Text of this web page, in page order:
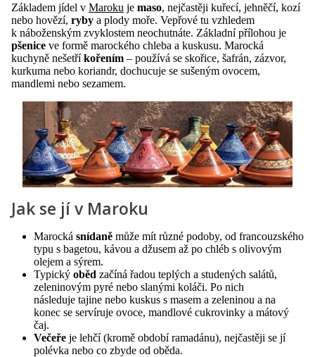
Základem jídel v Maroku je maso, nejčastěji kuřecí, jehněčí, kozí
nebo hovězí, ryby a plody moře. Vepřové tu vzhledem
k náboženským zvyklostem neochutnáte. Základní přílohou je
pšenice ve formě marockého chleba a kuskusu. Marocká
kuchyně nešetříkořením – používá se skořice, šafrán, zázvor,
kurkuma nebo koriandr, dochucuje se sušeným ovocem,
mandlemi nebo sezamem.
Jak se jí v Maroku
Marocká snídaně může mít různé podoby, od francouzského
typu s bagetou, kávou a džusem až po chléb s olivovým
olejem a sýrem.
Typický oběd začíná řadou teplých a studených salátů,
zeleninovým pyré nebo slanými koláči. Po nich
následuje tajine nebo kuskus s masem a zeleninou a na
konec se servíruje ovoce, mandlové cukrovinky a mátový
čaj.
Večeře je lehčí (kromě období ramadánu), nejčastěji se jí
polévka nebo co zbyde od oběda.